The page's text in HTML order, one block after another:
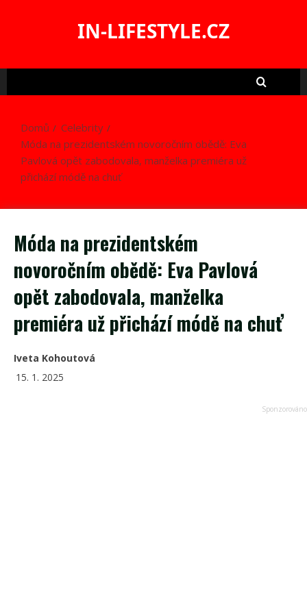
IN-LIFESTYLE.CZ
Domů
Celebrity
Móda na prezidentském novoročním obědě: Eva
Pavlová opět zabodovala, manželka premiéra už
přichází módě na chuť
Móda na prezidentském
novoročním obědě: Eva Pavlová
opět zabodovala, manželka
premiéra už přichází módě na chuť
Iveta Kohoutová
15. 1. 2025